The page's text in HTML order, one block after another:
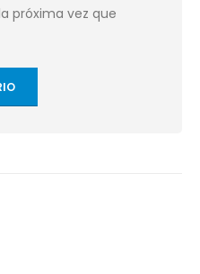
próxima vez que